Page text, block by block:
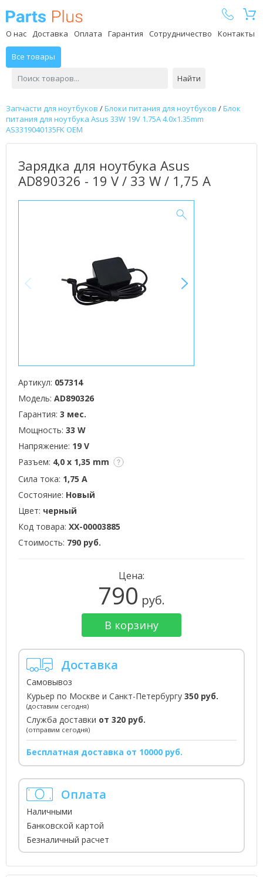
О нас Доставка Оплата Гарантия Сотрудничество Контакты
Все товары
Найти
Запчасти для ноутбуков /Блоки питания для ноутбуков /Блок
питания для ноутбука Asus 33W 19V 1.75A 4.0x1.35mm
AS3319040135FK OEM
Зарядка для ноутбука Asus
AD890326 - 19 V / 33 W / 1,75 А
Артикул: 057314
Модель: AD890326
Гарантия: 3 мес.
Мощность: 33 W
Напряжение: 19 V
Разъем: 4,0 x 1,35 mm
Сила тока: 1,75 А
Состояние: Новый
Цвет: черный
Код товара: XX-00003885
Стоимость: 790 руб.
Цена:
790 руб.
В корзину
Доставка
Самовывоз
Курьер по Москве и Санкт-Петербургу 350 руб.
(доставим сегодня)
Служба доставки от 320 руб.
(отправим сегодня)
Бесплатная доставка от 10000 руб.
Оплата
Наличными
Банковской картой
Безналичный расчет